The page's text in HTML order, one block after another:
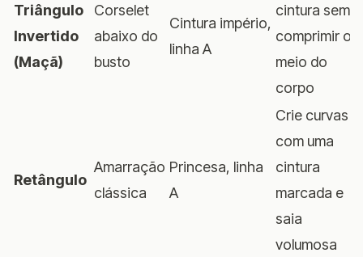
Triângulo
Invertido
(Maçã)
Corselet
abaixo do
busto
Cintura império,
linha A
cintura sem
comprimir o
meio do
corpo
Retângulo
Amarração
clássica
Princesa, linha
A
Crie curvas
com uma
cintura
marcada e
saia
volumosa